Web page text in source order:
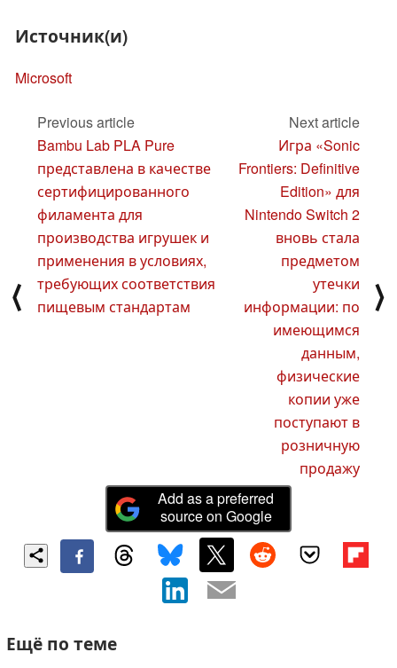
Источник(и)
Microsoft
⟨
Previous article
Bambu Lab PLA Pure
представлена в качестве
сертифицированного
филамента для
производства игрушек и
применения в условиях,
требующих соответствия
пищевым стандартам
Next article
Игра «Sonic
Frontiers: Definitive
Edition» для
Nintendo Switch 2
вновь стала
предметом
утечки
информации: по
имеющимся
данным,
физические
копии уже
поступают в
розничную
продажу
⟩
Add as a preferred
source on Google
Ещё по теме